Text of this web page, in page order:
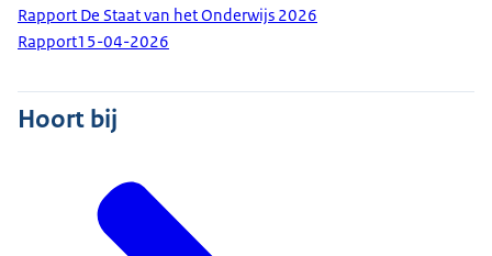
Rapport De Staat van het Onderwijs 2026
Rapport15-04-2026
Hoort bij